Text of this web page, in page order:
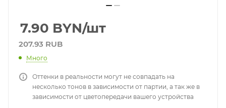
7.90 BYN/шт
207.93 RUB
Много
Оттенки в реальности могут не совпадать на
несколько тонов в зависимости от партии, а так же в
зависимости от цветопередачи вашего устройства